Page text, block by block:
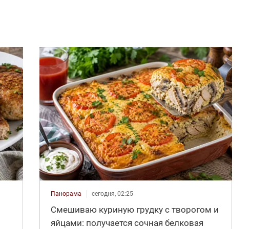
Панорама сегодня, 02:25
Смешиваю куриную грудку с творогом и
яйцами: получается сочная белковая